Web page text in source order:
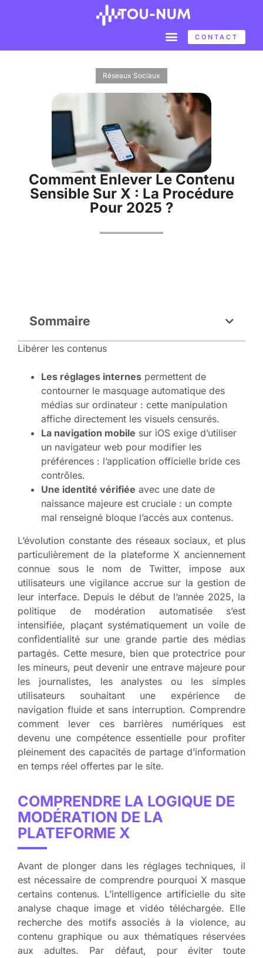
CONTACT
Réseaux Sociaux
Comment Enlever Le Contenu
Sensible Sur X : La Procédure
Pour 2025 ?
Sommaire
Libérer les contenus
Les réglages internes permettent de
contourner le masquage automatique des
médias sur ordinateur : cette manipulation
affiche directement les visuels censurés.
La navigation mobile sur iOS exige d’utiliser
un navigateur web pour modifier les
préférences : l’application officielle bride ces
contrôles.
Une identité vérifiée avec une date de
naissance majeure est cruciale : un compte
mal renseigné bloque l’accès aux contenus.
L’évolution constante des réseaux sociaux, et plus
particulièrement de la plateforme X anciennement
connue sous le nom de Twitter, impose aux
utilisateurs une vigilance accrue sur la gestion de
leur interface. Depuis le début de l’année 2025, la
politique de modération automatisée s’est
intensifiée, plaçant systématiquement un voile de
confidentialité sur une grande partie des médias
partagés. Cette mesure, bien que protectrice pour
les mineurs, peut devenir une entrave majeure pour
les journalistes, les analystes ou les simples
utilisateurs souhaitant une expérience de
navigation fluide et sans interruption. Comprendre
comment lever ces barrières numériques est
devenu une compétence essentielle pour profiter
pleinement des capacités de partage d’information
en temps réel offertes par le site.
COMPRENDRE LA LOGIQUE DE
MODÉRATION DE LA
PLATEFORME X
Avant de plonger dans les réglages techniques, il
est nécessaire de comprendre pourquoi X masque
certains contenus. L’intelligence artificielle du site
analyse chaque image et vidéo téléchargée. Elle
recherche des motifs associés à la violence, au
contenu graphique ou aux thématiques réservées
aux adultes. Par défaut, pour éviter toute